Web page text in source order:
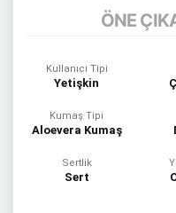
ÖNE
Kullanıcı Tipi
Yetişkin
Kumaş Tipi
Aloevera Kumaş
Sertlik
Sert